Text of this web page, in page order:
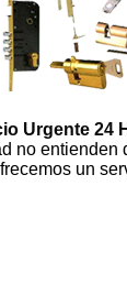
Urgente 24
no entienden
un